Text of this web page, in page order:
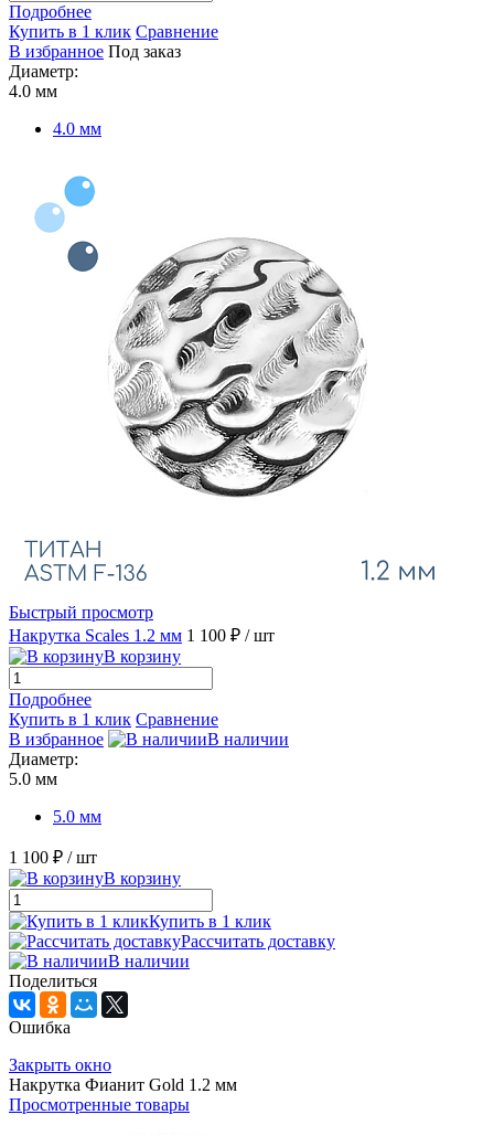
Подробнее
Купить в 1 клик Сравнение
В избранное Под заказ
Диаметр:
4.0 мм
4.0 мм
Быстрый просмотр
Накрутка Scales 1.2 мм 1 100 ₽ / шт
В корзину
Подробнее
Купить в 1 клик Сравнение
В избранное
В наличии
Диаметр:
5.0 мм
5.0 мм
1 100 ₽ / шт
В корзину
Купить в 1 клик
Рассчитать доставку
В наличии
Поделиться
Ошибка
Закрыть окно
Накрутка Фианит Gold 1.2 мм
Просмотренные товары